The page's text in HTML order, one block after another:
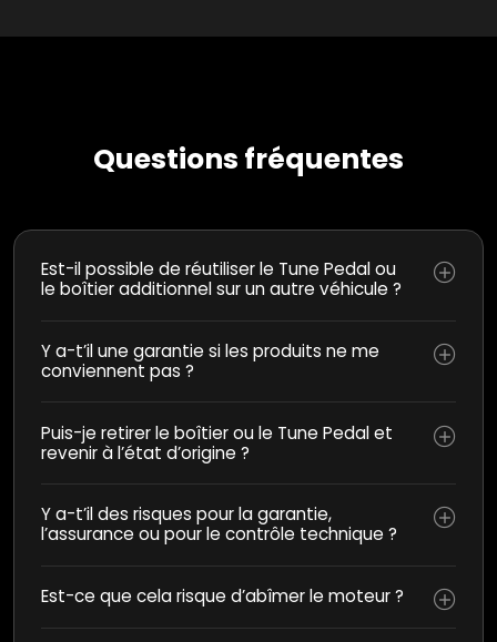
Questions fréquentes
Est-il possible de réutiliser le Tune Pedal ou
le boîtier additionnel sur un autre véhicule ?
Y a-t’il une garantie si les produits ne me
conviennent pas ?
Puis-je retirer le boîtier ou le Tune Pedal et
revenir à l’état d’origine ?
Y a-t’il des risques pour la garantie,
l’assurance ou pour le contrôle technique ?
Est-ce que cela risque d’abîmer le moteur ?